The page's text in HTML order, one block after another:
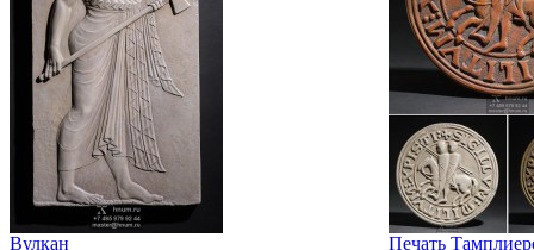
Вулкан
Печать